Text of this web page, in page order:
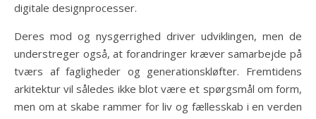
digitale designprocesser.
Deres mod og nysgerrighed driver udviklingen, men de
understreger også, at forandringer kræver samarbejde på
tværs af fagligheder og generationskløfter. Fremtidens
arkitektur vil således ikke blot være et spørgsmål om form,
men om at skabe rammer for liv og fællesskab i en verden